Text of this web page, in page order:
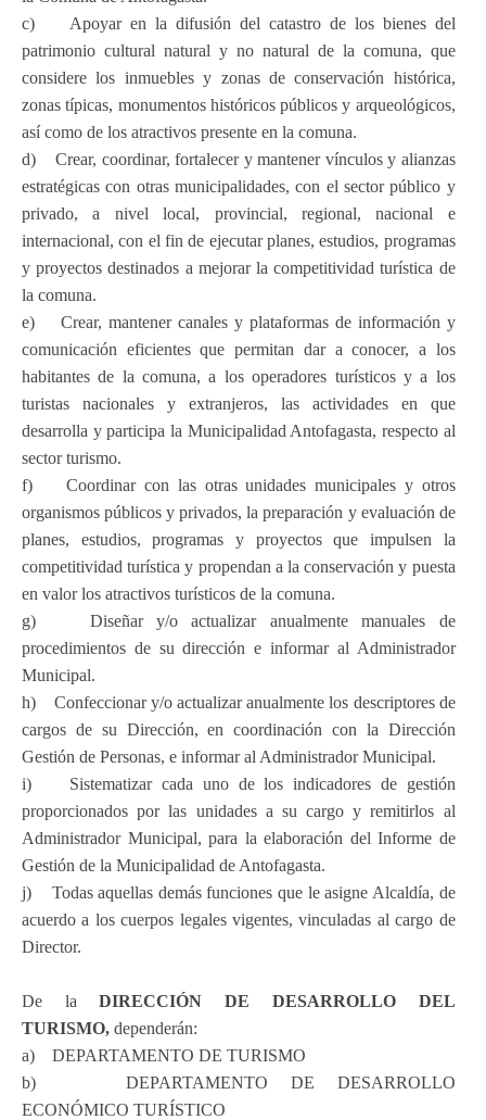
c) Apoyar en la difusión del catastro de los bienes del
patrimonio cultural natural y no natural de la comuna, que
considere los inmuebles y zonas de conservación histórica,
zonas típicas, monumentos históricos públicos y arqueológicos,
así como de los atractivos presente en la comuna.
d) Crear, coordinar, fortalecer y mantener vínculos y alianzas
estratégicas con otras municipalidades, con el sector público y
privado, a nivel local, provincial, regional, nacional e
internacional, con el fin de ejecutar planes, estudios, programas
y proyectos destinados a mejorar la competitividad turística de
la comuna.
e) Crear, mantener canales y plataformas de información y
comunicación eficientes que permitan dar a conocer, a los
habitantes de la comuna, a los operadores turísticos y a los
turistas nacionales y extranjeros, las actividades en que
desarrolla y participa la Municipalidad Antofagasta, respecto al
sector turismo.
f) Coordinar con las otras unidades municipales y otros
organismos públicos y privados, la preparación y evaluación de
planes, estudios, programas y proyectos que impulsen la
competitividad turística y propendan a la conservación y puesta
en valor los atractivos turísticos de la comuna.
g) Diseñar y/o actualizar anualmente manuales de
procedimientos de su dirección e informar al Administrador
Municipal.
h) Confeccionar y/o actualizar anualmente los descriptores de
cargos de su Dirección, en coordinación con la Dirección
Gestión de Personas, e informar al Administrador Municipal.
i) Sistematizar cada uno de los indicadores de gestión
proporcionados por las unidades a su cargo y remitirlos al
Administrador Municipal, para la elaboración del Informe de
Gestión de la Municipalidad de Antofagasta.
j) Todas aquellas demás funciones que le asigne Alcaldía, de
acuerdo a los cuerpos legales vigentes, vinculadas al cargo de
Director.
De laDIRECCIÓN DE DESARROLLO DEL
TURISMO, dependerán:
a) DEPARTAMENTO DE TURISMO
b) DEPARTAMENTO DE DESARROLLO
ECONÓMICO TURÍSTICO